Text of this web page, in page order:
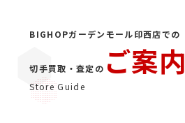
BIGHOPガーデンモール印西店での
切手買取・査定の ご案内
Store Guide